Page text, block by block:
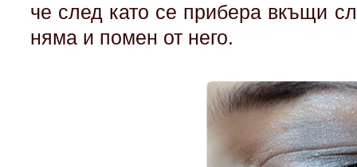
че след като се прибера вкъщи
няма и помен от него.